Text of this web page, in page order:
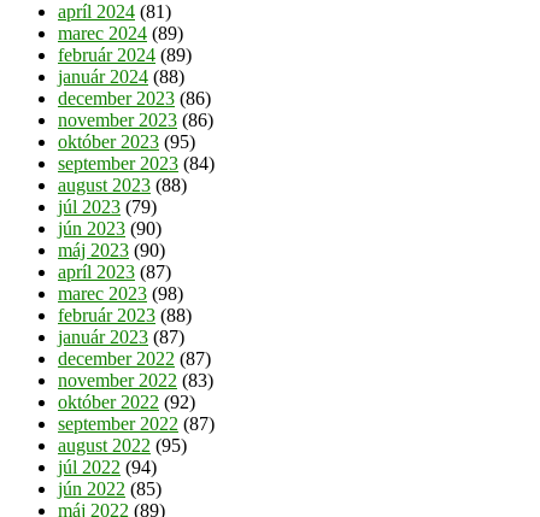
apríl 2024 (81)
marec 2024 (89)
február 2024 (89)
január 2024 (88)
december 2023 (86)
november 2023 (86)
október 2023 (95)
september 2023 (84)
august 2023 (88)
júl 2023 (79)
jún 2023 (90)
máj 2023 (90)
apríl 2023 (87)
marec 2023 (98)
február 2023 (88)
január 2023 (87)
december 2022 (87)
november 2022 (83)
október 2022 (92)
september 2022 (87)
august 2022 (95)
júl 2022 (94)
jún 2022 (85)
máj 2022 (89)